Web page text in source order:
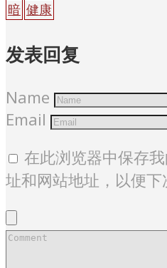
暗 健康
发表回复
Name
Email
在此浏览器中保存
址和网站地址，以便下